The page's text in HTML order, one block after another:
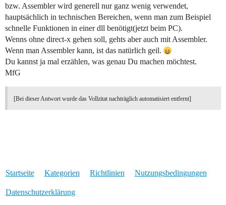
bzw. Assembler wird generell nur ganz wenig verwendet,
hauptsächlich in technischen Bereichen, wenn man zum Beispiel
schnelle Funktionen in einer dll benötigt(jetzt beim PC).
Wenns ohne direct-x gehen soll, gehts aber auch mit Assembler.
Wenn man Assembler kann, ist das natürlich geil.
Du kannst ja mal erzählen, was genau Du machen möchtest.
MfG
[Bei dieser Antwort wurde das Vollzitat nachträglich automatisiert entfernt]
Startseite Kategorien Richtlinien Nutzungsbedingungen
Datenschutzerklärung